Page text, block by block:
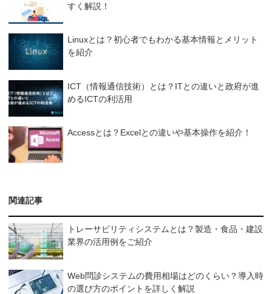
すく解説！
Linuxとは？初心者でもわかる基本情報とメリット
を紹介
ICT（情報通信技術）とは？ITとの違いと政府が進
めるICTの利活用
Accessとは？Excelとの違いや基本操作を紹介！
関連記事
トレーサビリティシステムとは？製造・食品・建設
業界の活用例をご紹介
Web問診システムの費用相場はどのくらい？導入時
の選び方のポイントを詳しく解説